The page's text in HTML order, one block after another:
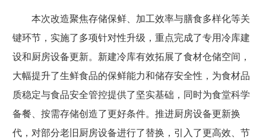
本次改造聚焦存储保鲜、加工效率与膳食多样化等关
键环节，实施了多项针对性升级，重点完成了专用冷库建
设和厨房设备更新。新建冷库有效拓展了食材仓储空间，
大幅提升了生鲜食品的保鲜能力和储存安全性，为食材品
质稳定与食品安全管控提供了坚实基础，同时为食堂科学
备餐、按需存储创造了更好条件。推进厨房设备更新换
代，对部分老旧厨房设备进行了替换，引入了更高效、节